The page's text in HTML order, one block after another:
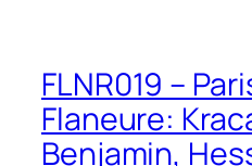
FLNR019 –
Flaneure:
Benjamin,